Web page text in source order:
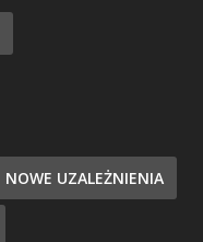
NOWE UZALEŻNIENIA